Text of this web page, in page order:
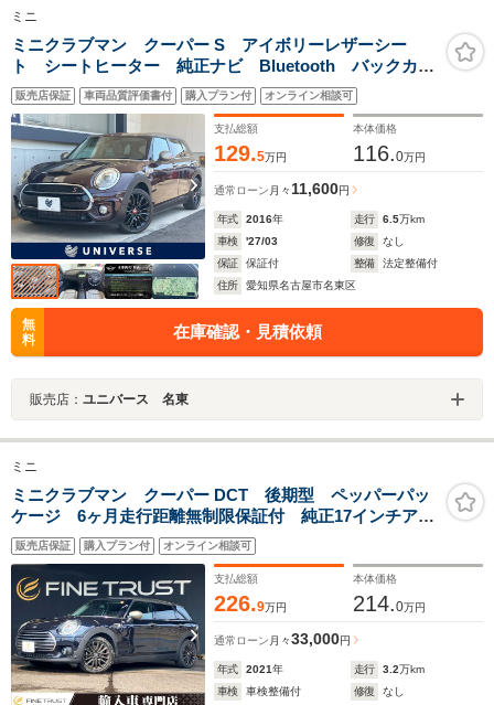
ミニ
ミニクラブマン クーパー S アイボリーレザーシー
ト シートヒーター 純正ナビ Bluetooth バックカメ
ラ レーダークルーズコントロール コンフォートアク
セス アイドリングストップ ETC 純正17インチアル
ミホイール 禁煙
販売店保証 車両品質評価書付 購入プラン付 オンライン相談可
支払総額
129.5万円
本体価格
116.0万円
通常ローン 月々 11,600円
年式 2016年 走行 6.5万km
車検
'27/03 修復
なし
保証
保証付 整備
法定整備付
住所
愛知県名古屋市名東区
無
料
在庫確認・見積依頼
販売店： ユニバース 名東
ミニ
ミニクラブマン クーパー DCT 後期型 ペッパーパッ
ケージ 6ヶ月走行距離無制限保証付 純正17インチアロ
イホイール LEDヘッドライト 禁煙車 純正HDDナ
ビ アダプティブクルーズコントロール ETC バック
カメラ コンフォートアクセス
販売店保証 購入プラン付 オンライン相談可
支払総額
226.9万円
本体価格
214.0万円
通常ローン 月々33,000円
年式 2021年 走行 3.2万km
車検
車検整備付 修復
なし